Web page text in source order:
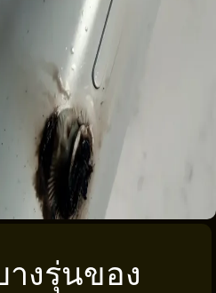
งรุ่นของ